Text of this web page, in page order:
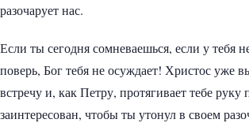
разочарует нас.
Если ты сегодня сомневаешься, если у тебя
поверь, Бог тебя не осуждает! Христос уже
встречу и, как Петру, протягивает тебе
заинтересован, чтобы ты утонул в своем